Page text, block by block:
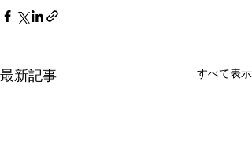
最新記事 すべて表示